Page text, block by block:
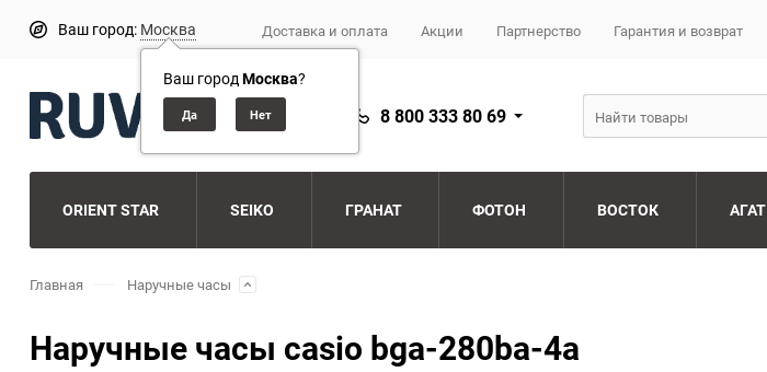
Ваш город: Москва
Ваш городМосква?
Доставка и оплата Акции Партнерство Гарантия и возврат
8 800 333 80 69
ORIENT STAR SEIKO ГРАНАТ ФОТОН ВОСТОК АГАТ
Главная Наручные часы
Наручные часы casio bga-280ba-4a